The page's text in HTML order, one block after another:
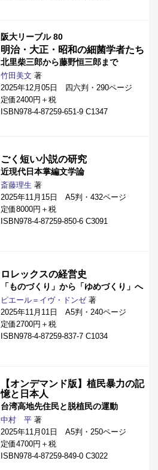
阪大リーブル 80
明治・大正・昭和の細菌学者たち
北里柴三郎から藤野恒三郎まで
竹田美文 著
2025年12月05日 四六判・290ページ
定価2400円＋税
ISBN978-4-87259-651-9 C1347
ごく短い小説の研究
近現代日本掌編文学論
斎藤理生 著
2025年11月15日 A5判・432ページ
定価8000円＋税
ISBN978-4-87259-850-6 C3091
ロレックスの経営史
「ものづくり」から「ゆめづくり」へ
ピエール＝イヴ・ドンゼ 著
2025年11月11日 A5判・240ページ
定価2700円＋税
ISBN978-4-87259-837-7 C1034
【オンデマンド版】植民暴力の記
憶と日本人
台湾高地先住民と脱植民の運動
中村 平 著
2025年11月01日 A5判・250ページ
定価4700円＋税
ISBN978-4-87259-849-0 C3022